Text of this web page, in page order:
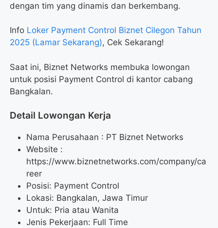
dengan tim yang dinamis dan berkembang.
Info Loker Payment Control Biznet Cilegon Tahun
2025 (Lamar Sekarang), Cek Sekarang!
Saat ini, Biznet Networks membuka lowongan
untuk posisi Payment Control di kantor cabang
Bangkalan.
Detail Lowongan Kerja
Nama Perusahaan : PT Biznet Networks
Website :
https://www.biznetnetworks.com/company/ca
reer
Posisi: Payment Control
Lokasi: Bangkalan, Jawa Timur
Untuk: Pria atau Wanita
Jenis Pekerjaan: Full Time